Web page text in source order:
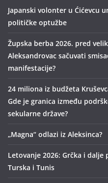
Japanski volonter u Ćićevcu
političke optužbe
Župska berba 2026. pred
Aleksandrovac sačuvati
manifestacije?
24 miliona iz budžeta
Gde je granica između
sekularne države?
„Magna“ odlazi iz Aleksinca?
Letovanje 2026: Grčka i
Turska i Tunis